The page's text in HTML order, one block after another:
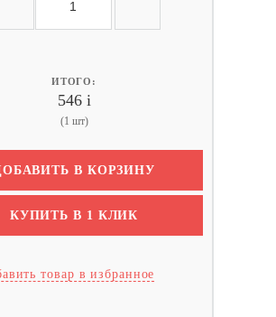
ИТОГО:
546 i
(1 шт)
В КОРЗИНУ
КУПИТЬ В 1 КЛИК
товар в избранное